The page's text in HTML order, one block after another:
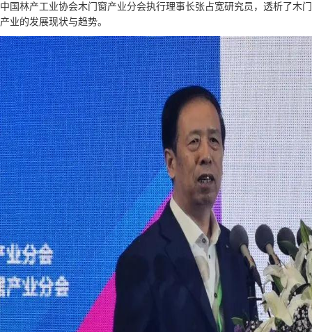
中国林产工业协会木门窗产业分会执行理事长张占宽研究员，透析了木门
产业的发展现状与趋势。